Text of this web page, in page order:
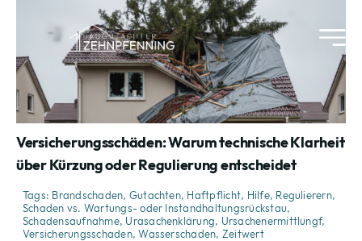
content
Versicherungsschäden: Warum technische Klarheit
über Kürzung oder Regulierung entscheidet
Tags: Brandschaden, Gutachten, Haftpflicht, Hilfe, Regulierern,
Schaden vs. Wartungs- oder Instandhaltungsrückstau,
Schadensaufnahme, Urasachenklärung, Ursachenermittlungf,
Versicherungsschaden,Wasserschaden, Zeitwert